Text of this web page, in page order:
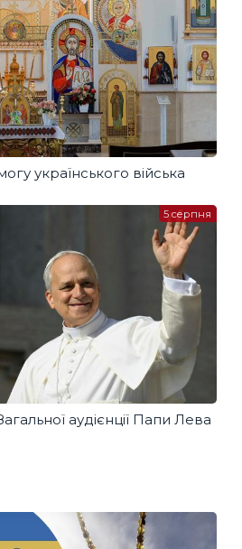
українського війська
аудієнції Папи Лева
5 серпня